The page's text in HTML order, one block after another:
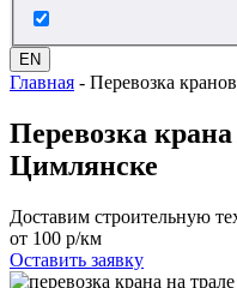
EN
Главная - Перевозка кранов
Перевозка крана
Цимлянске
Доставим строительную
от 100 р/км
Оставить заявку